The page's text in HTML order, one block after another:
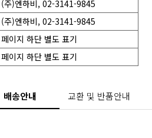
(주)엔하비, 02-3141-9845
(주)엔하비, 02-3141-9845
페이지 하단 별도 표기
페이지 하단 별도 표기
배송안내 교환 및 반품안내